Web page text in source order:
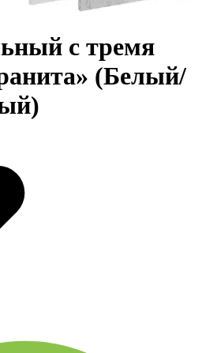
с тремя
(Белый/